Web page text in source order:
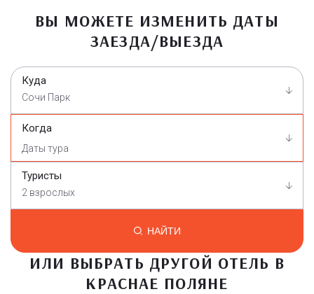
ВЫ МОЖЕТЕ ИЗМЕНИТЬ ДАТЫ
ЗАЕЗДА/ВЫЕЗДА
Куда
Сочи Парк
Когда
Туристы
2 взрослых
НАЙТИ
ИЛИ ВЫБРАТЬ ДРУГОЙ ОТЕЛЬ В
КРАСНАЕ ПОЛЯНЕ